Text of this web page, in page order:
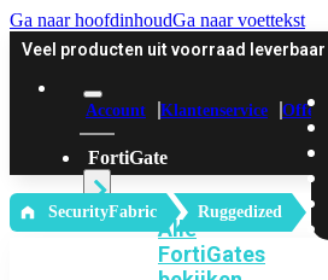
Ga naar hoofdinhoudGa naar voettekst
Veel producten uit voorraad leverbaar
Account Klantenservice Offerte
FortiGate
Alle
FortiGates
‎ SecurityFabric Ruggedized